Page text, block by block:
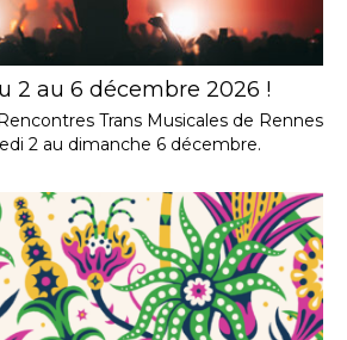
2 au 6 décembre 2026 !
Trans Musicales de Rennes
2 au dimanche 6 décembre.